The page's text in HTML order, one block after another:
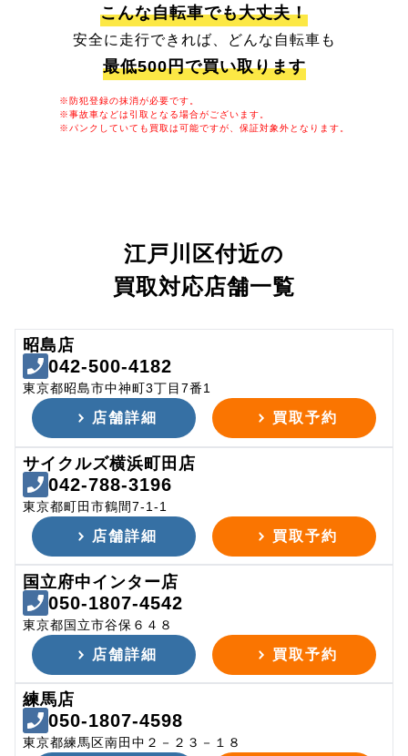
こんな自転車でも大丈夫！
安全に走行できれば、どんな自転車も
最低500円で買い取ります
※防犯登録の抹消が必要です。
※事故車などは引取となる場合がございます。
※パンクしていても買取は可能ですが、保証対象外となります。
江戸川区付近の
買取対応店舗一覧
昭島店
042-500-4182
東京都昭島市中神町3丁目7番1
店舗詳細 買取予約
サイクルズ横浜町田店
042-788-3196
東京都町田市鶴間7-1-1
店舗詳細 買取予約
国立府中インター店
050-1807-4542
東京都国立市谷保６４８
店舗詳細 買取予約
練馬店
050-1807-4598
東京都練馬区南田中２－２３－１８